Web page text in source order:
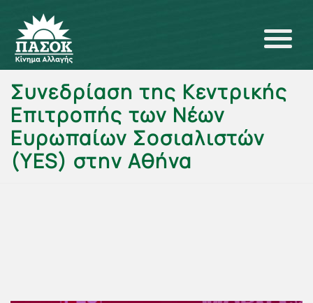
Συνεδρίαση της Κεντρικής
Επιτροπής των Νέων
Ευρωπαίων Σοσιαλιστών
(YES) στην Αθήνα